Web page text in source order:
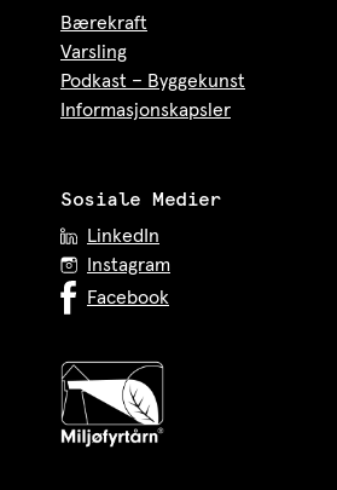
Bærekraft
Varsling
Podkast – Byggekunst
Informasjonskapsler
Sosiale Medier
LinkedIn
Instagram
Facebook